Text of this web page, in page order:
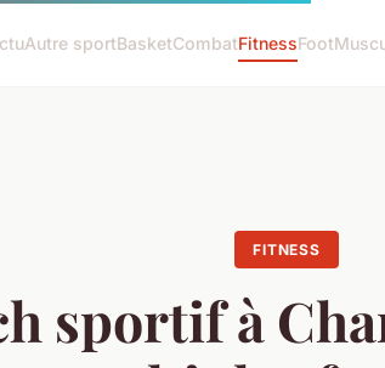
Autre sportBasketCombatFitnessFoot
FITNESS
sportif à